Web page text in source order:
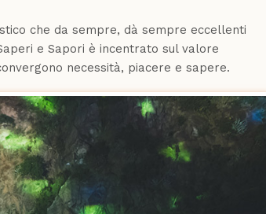
che da sempre, dà sempre eccellenti
e Sapori è incentrato sul valore
necessità, piacere e sapere.